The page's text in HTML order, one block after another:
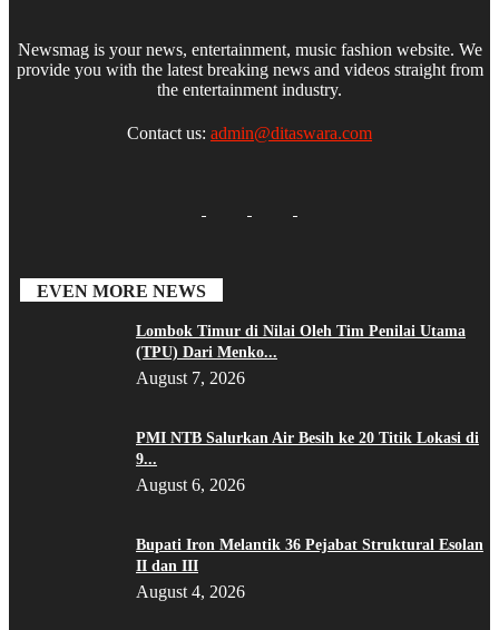
Newsmag is your news, entertainment, music fashion website. We
provide you with the latest breaking news and videos straight from
the entertainment industry.
Contact us: admin@ditaswara.com
EVEN MORE NEWS
Lombok Timur di Nilai Oleh Tim Penilai Utama
(TPU) Dari Menko...
August 7, 2026
PMI NTB Salurkan Air Besih ke 20 Titik Lokasi di
9...
August 6, 2026
Bupati Iron Melantik 36 Pejabat Struktural Esolan
II dan III
August 4, 2026